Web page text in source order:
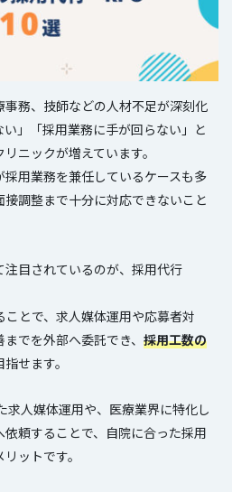
務、技師などの人材不足が深刻化
」「採用業務に手が回らない」と
ニックが増えています。
用業務を兼任しているケースも多
調整まで十分に対応できないこと
目されているのが、採用代行
とで、求人媒体運用や応募者対
でを外部へ委託でき、 採用工数の
指せます。
求人媒体運用や、医療業界に特化し
頼することで、自院に合った採用
ットです。